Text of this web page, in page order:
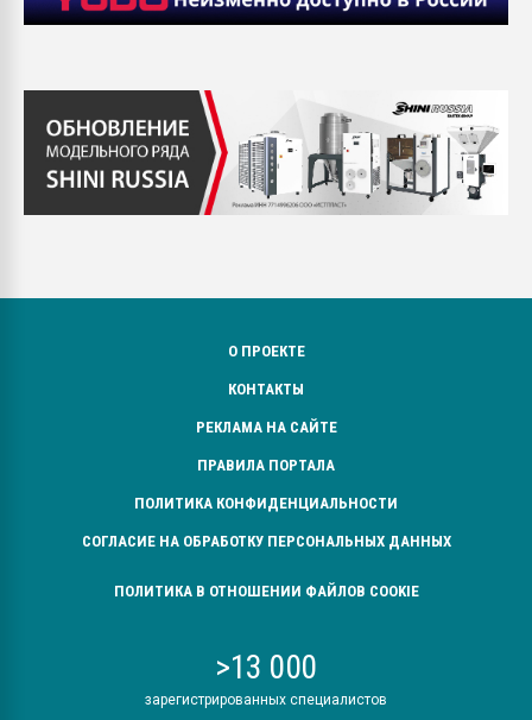
О ПРОЕКТЕ
КОНТАКТЫ
РЕКЛАМА НА САЙТЕ
ПРАВИЛА ПОРТАЛА
ПОЛИТИКА КОНФИДЕНЦИАЛЬНОСТИ
СОГЛАСИЕ НА ОБРАБОТКУ ПЕРСОНАЛЬНЫХ ДАННЫХ
ПОЛИТИКА В ОТНОШЕНИИ ФАЙЛОВ COOKIE
>13 000
зарегистрированных специалистов